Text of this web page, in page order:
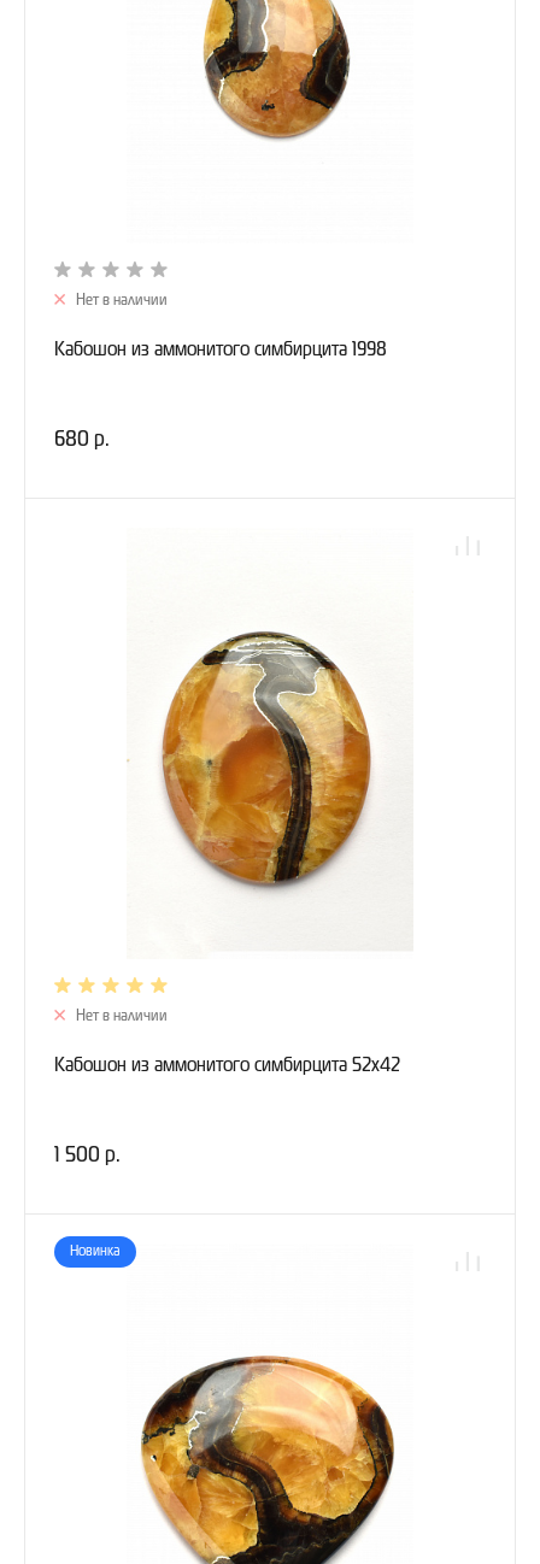
Нет в наличии
Кабошон из аммонитого симбирцита 1998
680 р.
Нет в наличии
Кабошон из аммонитого симбирцита 52х42
1 500 р.
Новинка